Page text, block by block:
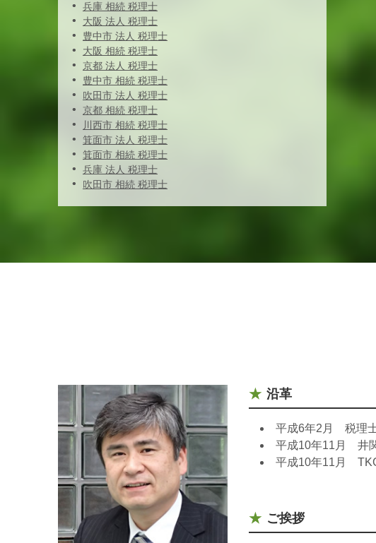
兵庫 相続 税理士
大阪 法人 税理士
豊中市 法人 税理士
大阪 相続 税理士
京都 法人 税理士
豊中市 相続 税理士
吹田市 法人 税理士
京都 相続 税理士
川西市 相続 税理士
箕面市 法人 税理士
箕面市 相続 税理士
兵庫 法人 税理士
吹田市 相続 税理士
沿革
平成6年2月 税理
平成10年11月 井
平成10年11月
ご挨拶